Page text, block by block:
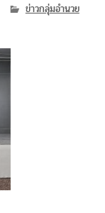
ข่าวกลุ่มอำนวย